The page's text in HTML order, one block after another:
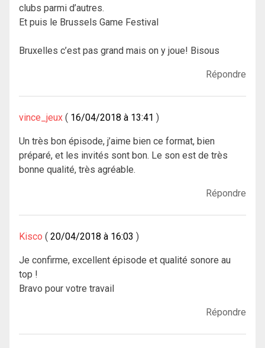
clubs parmi d’autres.
Et puis le Brussels Game Festival
Bruxelles c’est pas grand mais on y joue! Bisous
Répondre
vince_jeux 16/04/2018 à 13:41
Un très bon épisode, j’aime bien ce format, bien
préparé, et les invités sont bon. Le son est de très
bonne qualité, très agréable.
Répondre
Kisco 20/04/2018 à 16:03
Je confirme, excellent épisode et qualité sonore au
top !
Bravo pour votre travail
Répondre